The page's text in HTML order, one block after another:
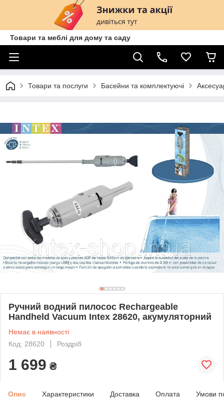
Товари та меблі для дому та саду
Товари та послуги Басейни та комплектуючі
Ручний водний пилосос Rechargeable
Handheld Vacuum Intex 28620, акумуляторний
Немає в наявності
Код: 28620
Роздріб
1 699 ₴
Опис Характеристики Доставка Оплата Умови